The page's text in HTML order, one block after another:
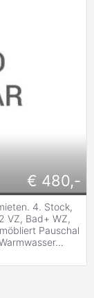
€ 480,-
4. Stock,
VZ, Bad+ WZ,
Pauschal
...